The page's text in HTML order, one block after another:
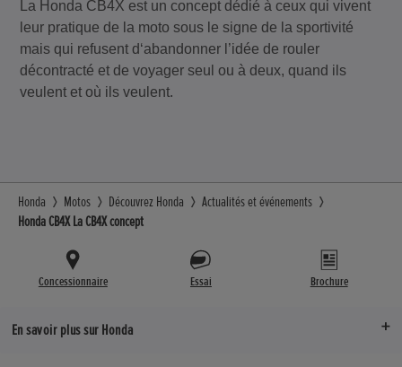
La Honda CB4X est un concept dédié à ceux qui vivent
leur pratique de la moto sous le signe de la sportivité
mais qui refusent d‘abandonner l’idée de rouler
décontracté et de voyager seul ou à deux, quand ils
veulent et où ils veulent.
Honda Motos Découvrez Honda
Actualités et événements
Honda CB4X La CB4X concept
Concessionnaire Essai Brochure
En savoir plus sur Honda